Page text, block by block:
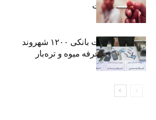
موادمخدر است
افشای اطلاعات بانکی ۱۲۰۰ شهروند
تهرانی در یک غرفه میوه و تره‌بار